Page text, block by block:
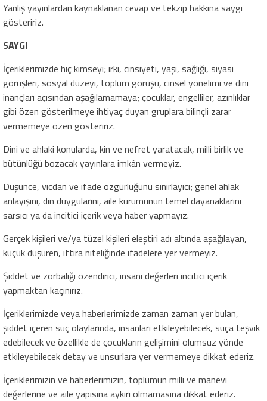
Yanlış yayınlardan kaynaklanan cevap ve tekzip hakkına saygı
gösteririz.
SAYGI
İçeriklerimizde hiç kimseyi; ırkı, cinsiyeti, yaşı, sağlığı, siyasi
görüşleri, sosyal düzeyi, toplum görüşü, cinsel yönelimi ve dini
inançları açısından aşağılamamaya; çocuklar, engelliler, azınlıklar
gibi özen gösterilmeye ihtiyaç duyan gruplara bilinçli zarar
vermemeye özen gösteririz.
Dini ve ahlaki konularda, kin ve nefret yaratacak, milli birlik ve
bütünlüğü bozacak yayınlara imkân vermeyiz.
Düşünce, vicdan ve ifade özgürlüğünü sınırlayıcı; genel ahlak
anlayışını, din duygularını, aile kurumunun temel dayanaklarını
sarsıcı ya da incitici içerik veya haber yapmayız.
Gerçek kişileri ve/ya tüzel kişileri eleştiri adı altında aşağılayan,
küçük düşüren, iftira niteliğinde ifadelere yer vermeyiz.
Şiddet ve zorbalığı özendirici, insani değerleri incitici içerik
yapmaktan kaçınırız.
İçeriklerimizde veya haberlerimizde zaman zaman yer bulan,
şiddet içeren suç olaylarında, insanları etkileyebilecek, suça teşvik
edebilecek ve özellikle de çocukların gelişimini olumsuz yönde
etkileyebilecek detay ve unsurlara yer vermemeye dikkat ederiz.
İçeriklerimizin ve haberlerimizin, toplumun milli ve manevi
değerlerine ve aile yapısına aykırı olmamasına dikkat ederiz.